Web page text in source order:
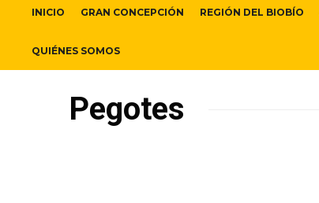
INICIO GRAN CONCEPCIÓN REGIÓN DEL BIOBÍO
QUIÉNES SOMOS
Pegotes